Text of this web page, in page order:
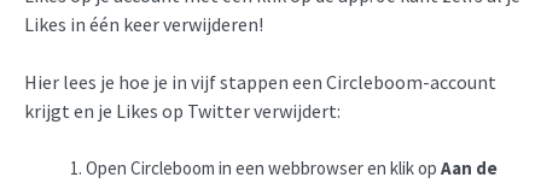
Likes in één keer verwijderen!
Hier lees je hoe je in vijf stappen een Circleboom-account
krijgt en je Likes op Twitter verwijdert:
Open Circleboom in een webbrowser en klik op Aan de